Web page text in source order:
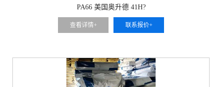
PA66 美国奥升德 41H?
查看详情+ 联系报价+